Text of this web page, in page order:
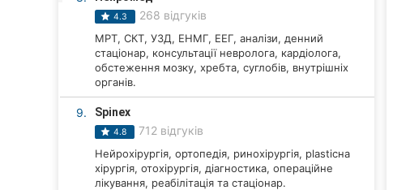
Полтава
Чернівці
Івано-Франківськ
4.3 268 відгуків
МРТ, СКТ, УЗД, ЕНМГ, ЕЕГ, аналізи, денний
стаціонар, консультації невролога, кардіолога,
обстеження мозку, хребта, суглобів, внутрішніх
органів.
9. Spinex
4.8 712 відгуків
Нейрохірургія, ортопедія, ринохірургія, plasticна
хірургія, отохірургія, діагностика, операційне
лікування, реабілітація та стаціонар.